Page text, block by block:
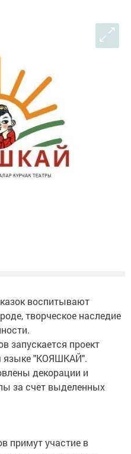
воспитывают
творческое наследие
запускается проект
языке "КОЯШКАЙ".
декорации и
за счет выделенных
примут участие в